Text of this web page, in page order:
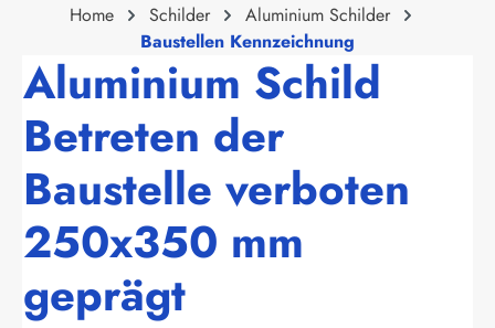
Home Schilder
Aluminium Schilder
Baustellen Kennzeichnung
Aluminium Schild
Betreten der
Baustelle verboten
250x350 mm
geprägt